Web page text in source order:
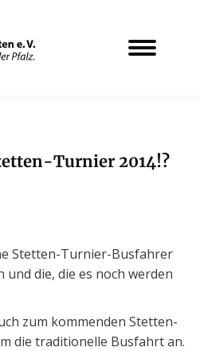
Turnier 2014!?
Stetten-Turnier-Busfahrer
und die, die es noch werden
zum kommenden Stetten-
die traditionelle Busfahrt an.